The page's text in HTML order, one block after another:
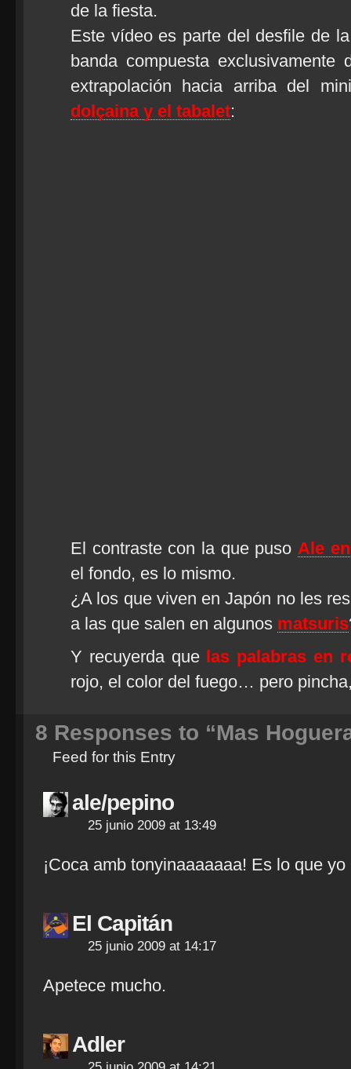
de la fiesta.
Este vídeo es parte del desfile de
banda compuesta
extrapolación hacia arriba del
dolçaina y el tabalet:
El contraste con la que pusoAle
el fondo, es lo mismo.
¿A los que viven en Japón no les
a las que salen en algunos matsuris
Y recuyerda que las palabras en
rojo, el color del fuego… pero
8 Responses to “Mas
Feed for this Entry
ale/pepino
25 junio 2009 at 13:49
¡Coca amb tonyinaaaaaaa! Es lo que
El Capitán
25 junio 2009 at 14:17
Apetece mucho.
Adler